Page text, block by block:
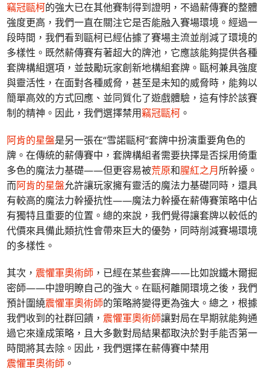
竊冠甌柯的強大已在其他賽制得到證明，不過薪傳賽的整體
強度更高，我們一直在關注它是否能融入賽場環境。經過一
段時間，我們看到甌柯已經佔據了賽場主流並削減了環境的
多樣性。既然薪傳賽有著超大的牌池，它應該能夠提供各種
套牌構組選項，並鼓勵玩家創新地構組套牌。甌柯兼具強度
與靈活性，在面對各種威脅，甚至是未知的威脅時，能夠以
簡單高效的方式回應、並同質化了遊戲體驗，這有悖於該賽
制的精神。因此，我們選擇禁用竊冠甌柯 。
阿肯的星盤是另一張在“雪諾甌柯”套牌中扮演重要角色的
牌。在傳統的薪傳賽中，套牌構組者需要抉擇是否採用倚重
多色的魔法力基礎——但更容易被荒原和腥紅之月所幹擾。
而阿肯的星盤允許讓玩家擁有靈活的魔法力基礎同時，還具
有較高的魔法力幹擾抗性——魔法力幹擾在薪傳賽策略中佔
有獨特且重要的位置。總的來說，我們覺得讓套牌以較低的
代價來具備此類抗性會帶來巨大的優勢，同時削減賽場環境
的多樣性。
其次， 震懼軍奧術師 ，已經在某些套牌——比如說鐵木爾掘
密師——中證明瞭自己的強大。在甌柯離開環境之後，我們
預計圍繞震懼軍奧術師的策略將變得更為強大。總之，根據
我們收到的社群回饋， 震懼軍奧術師讓對局在早期就能夠通
過它來達成策略，且大多數對局結果都取決於對手能否第一
時間將其去除。因此，我們選擇在薪傳賽中禁用
震懼軍奧術師 。